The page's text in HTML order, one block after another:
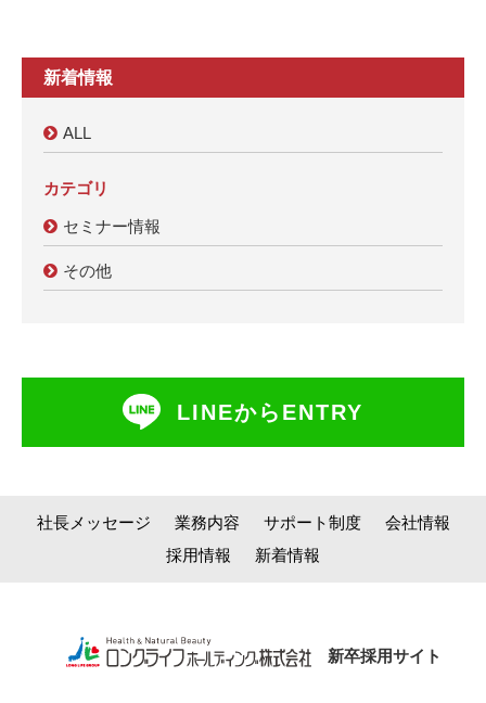
新着情報
ALL
カテゴリ
セミナー情報
その他
LINEからENTRY
社長メッセージ 業務内容 サポート制度
会社情報
採用情報
新着情報
新卒採用サイト